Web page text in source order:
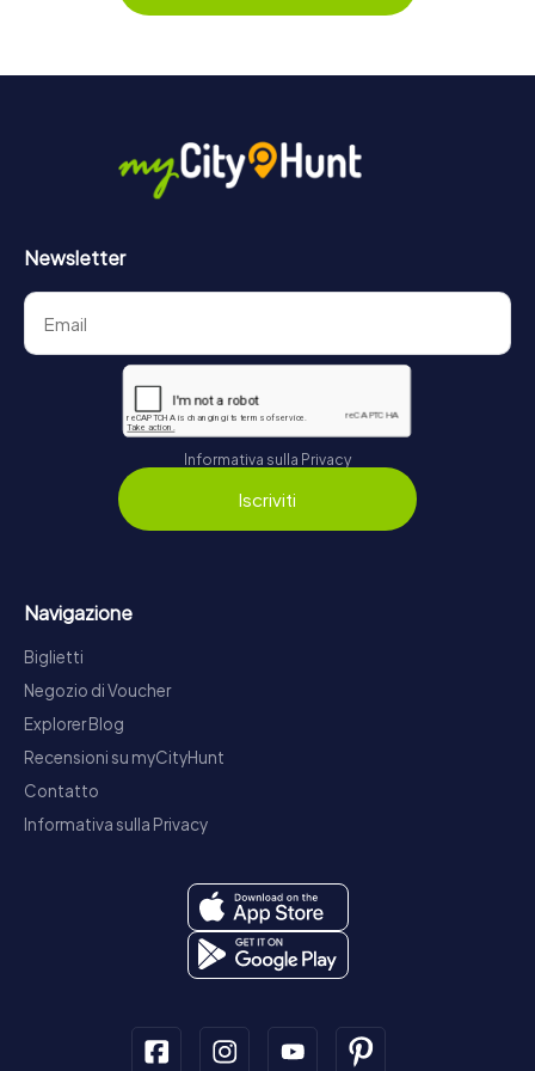
Newsletter
Informativa sulla Privacy
Iscriviti
Navigazione
Biglietti
Negozio di Voucher
Explorer Blog
Recensioni su myCityHunt
Contatto
Informativa sulla Privacy